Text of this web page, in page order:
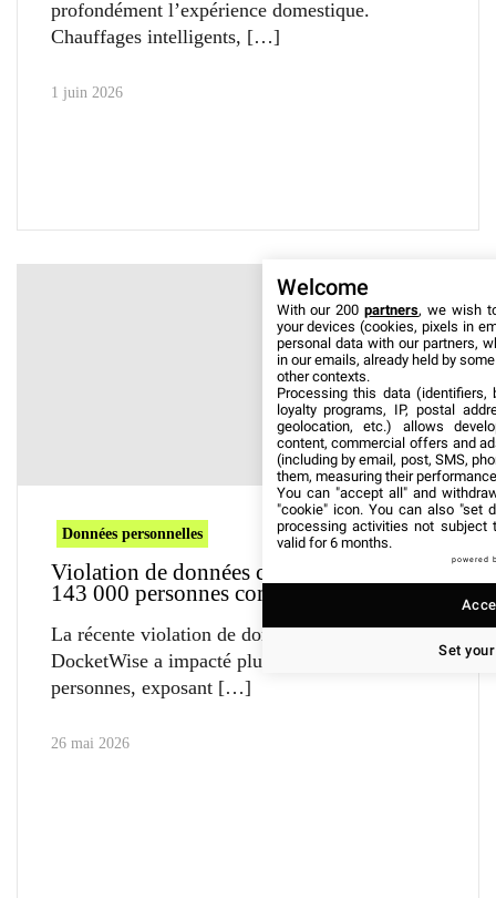
profondément l’expérience domestique.
Chauffages intelligents,
1 juin 2026
Données personnelles
Violation de données chez DocketWise :
143 000 personnes concernées
La récente violation de données chez
DocketWise a impacté plus de 143 000
personnes, exposant
26 mai 2026
Welcome
With our 200partners, we wish
your devices (cookies, pixels in
personal data with our partners,
in our emails, already held by
other contexts.
Processing this data (identifiers,
loyalty programs, IP, postal
geolocation, etc.) allows
content, commercial offers and
(including by email, post, SMS,
them, measuring their
You can "accept all" and
"cookie" icon. You can also "set
processing activities not subject
valid for 6 months.
powered
Set